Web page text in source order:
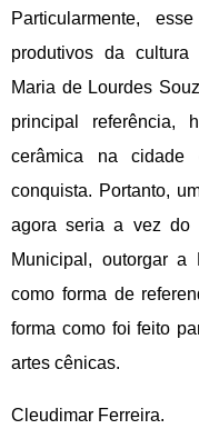
Particularmente,
produtivos da cultura
Maria de Lourdes
principal referência,
cerâmica na
conquista. Portanto,
agora seria a vez do
Municipal, outorgar a
como forma de
forma como foi feito
artes cênicas.
Cleudimar Ferreira.